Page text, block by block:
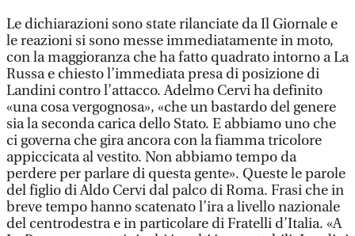
Le dichiarazioni sono state rilanciate da Il Giornale e
le reazioni si sono messe immediatamente in moto,
con la maggioranza che ha fatto quadrato intorno a La
Russa e chiesto l’immediata presa di posizione di
Landini contro l’attacco. Adelmo Cervi ha definito
«una cosa vergognosa», «che un bastardo del genere
sia la seconda carica dello Stato. E abbiamo uno che
ci governa che gira ancora con la fiamma tricolore
appiccicata al vestito. Non abbiamo tempo da
perdere per parlare di questa gente». Queste le parole
del figlio di Aldo Cervi dal palco di Roma. Frasi che in
breve tempo hanno scatenato l’ira a livello nazionale
del centrodestra e in particolare di Fratelli d’Italia. «A